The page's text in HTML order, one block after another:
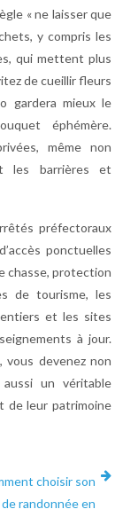
« ne laisser que
y compris les
qui mettent plus
de cueillir fleurs
gardera mieux le
éphémère.
même non
les barrières et
préfectoraux
ponctuelles
chasse, protection
de tourisme, les
et les sites
à jour.
devenez non
un véritable
de leur patrimoine
choisir son
randonnée en